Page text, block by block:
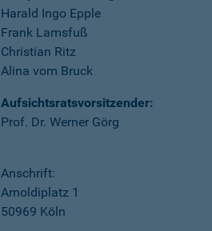
Harald Ingo Epple
Frank Lamsfuß
Christian Ritz
Alina vom Bruck
Aufsichtsratsvorsitzender:
Prof. Dr. Werner Görg
Anschrift:
Arnoldiplatz 1
50969 Köln